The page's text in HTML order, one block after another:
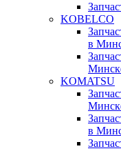
KOBELCO
в
KOMATSU
в